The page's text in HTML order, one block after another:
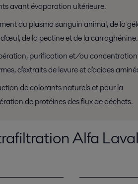
avant évaporation ultérieure.
du plasma sanguin animal, de la
de la pectine et de la carraghénine.
purification et/ou concentration
d'extraits de levure et d'acides
de colorants naturels et pour la
de protéines des flux de déchets.
Alfa